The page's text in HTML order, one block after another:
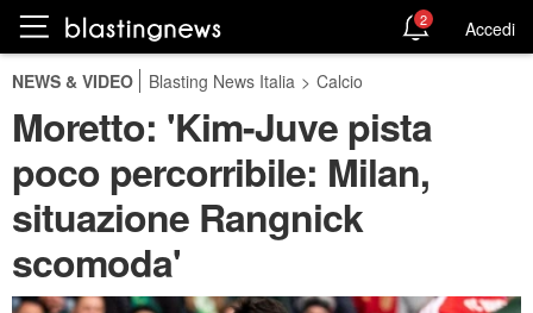
2 Accedi
NEWS & VIDEO Blasting News Italia > Calcio
Moretto: 'Kim-Juve pista
poco percorribile: Milan,
situazione Rangnick
scomoda'